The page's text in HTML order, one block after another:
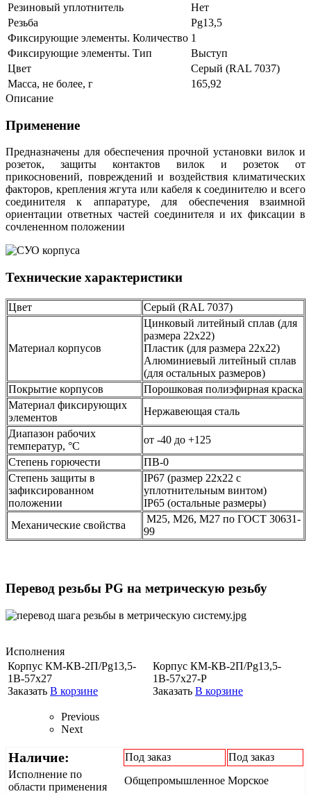
Резиновый уплотнитель
Нет
Резьба
Pg13,5
Фиксирующие элементы. Количество 1
Фиксирующие элементы. Тип
Выступ
Цвет
Серый (RAL 7037)
Масса, не более, г
165,92
Описание
Применение
Предназначены для обеспечения прочной установки вилок и
розеток, защиты контактов вилок и розеток от
прикосновений, повреждений и воздействия климатических
факторов, крепления жгута или кабеля к соединителю и всего
соединителя к аппаратуре, для обеспечения взаимной
ориентации ответных частей соединителя и их фиксации в
сочлененном положении
Технические характеристики
Цвет Серый (RAL 7037)
Материал корпусов
Цинковый литейный сплав (для
размера 22х22)
Пластик (для размера 22х22)
Алюминиевый литейный сплав
(для остальных размеров)
Покрытие корпусов
Порошковая полиэфирная краска
Материал фиксирующих
элементов
Нержавеющая сталь
Диапазон рабочих
температур, °С
от -40 до +125
Степень горючести
ПВ-0
Степень защиты в
зафиксированном
положении
IP67 (размер 22х22 с
уплотнительным винтом)
IP65 (остальные размеры)
Механические свойства
М25, М26, М27 по ГОСТ 30631-
99
Перевод резьбы PG на метрическую резьбу
Исполнения
Корпус КМ-КВ-2П/Pg13,5-
1В-57х27
Заказать В корзине
Корпус КМ-КВ-2П/Pg13,5-
1В-57х27-Р
Заказать В корзине
Previous
Next
Наличие: Под заказ
Под заказ
Исполнение по
области применения
Общепромышленное Морское